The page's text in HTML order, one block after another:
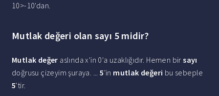
10>-10'dan.
Mutlak değeri olan sayı 5 midir?
Mutlak değer aslında x'in 0'a uzaklığıdır. Hemen birsayı
doğrusu çizeyim şuraya. ...5'in mutlak değeri bu sebeple
5'tir.